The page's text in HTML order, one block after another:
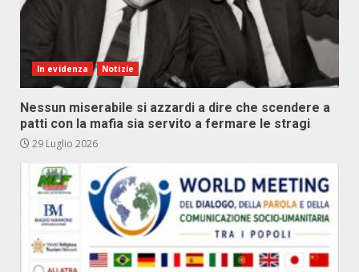
In evidenza Notizie
Nessun miserabile si azzardi a dire che scendere a
patti con la mafia sia servito a fermare le stragi
29 Luglio 2026